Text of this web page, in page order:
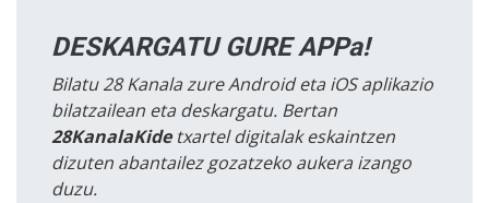
DESKARGATU GURE APPa!
Bilatu 28 Kanala zure Android eta iOS aplikazio
bilatzailean eta deskargatu. Bertan
28KanalaKidetxartel digitalak eskaintzen
dizuten abantailez gozatzeko aukera izango
duzu.